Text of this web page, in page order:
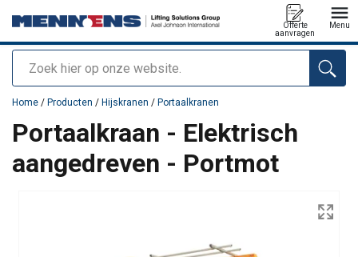
Zoeken
Offerte
aanvragen
Menu
toegevoegd aan uw offerte
Home / Producten / Hijskranen / Portaalkranen
Portaalkraan - Elektrisch
aangedreven - Portmot